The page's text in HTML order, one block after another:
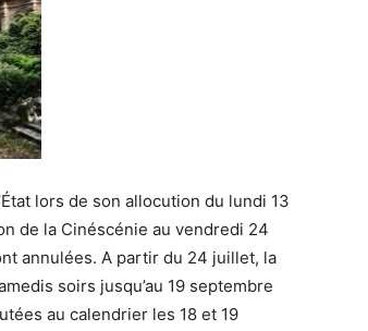
lors de son allocution du lundi 13
de la Cinéscénie au vendredi 24
annulées. A partir du 24 juillet, la
soirs jusqu’au 19 septembre
au calendrier les 18 et 19